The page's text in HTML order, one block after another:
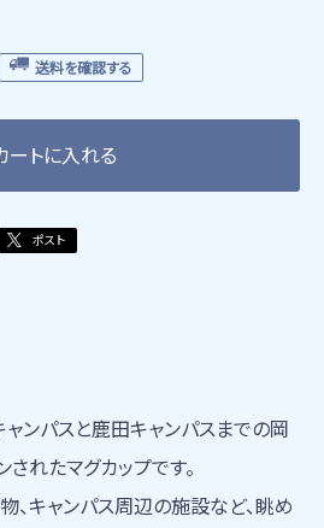
送料を確認する
ートに入れる
ポスト
ンパスと鹿田キャンパスまでの岡
れたマグカップです。
キャンパス周辺の施設など、眺め